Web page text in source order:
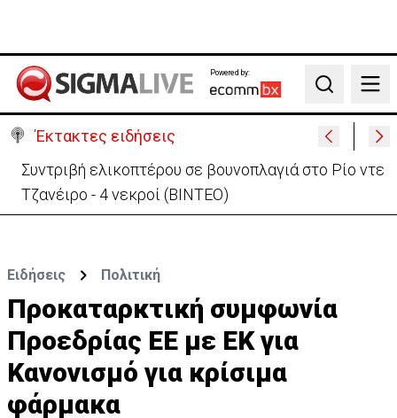
Powered by:
Search
Έκτακτες ειδήσεις
Στις φλόγες όχημα δίπλα σε χωράφι στη Λάρνακα -
Πρόλαβαν τα χειρότερα
Ειδήσεις Πολιτική
Προκαταρκτική συμφωνία
Προεδρίας ΕΕ με ΕΚ για
Κανονισμό για κρίσιμα
φάρμακα